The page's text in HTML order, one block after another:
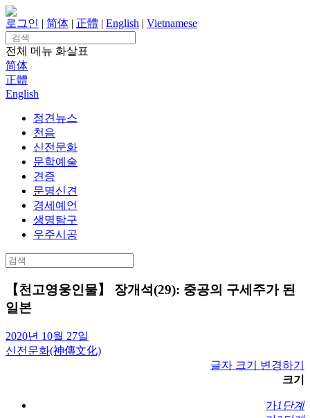
Skip
to
content
로그인 | 简体 | 正體 | English | Vietnamese
Search
for:
전체 메뉴 화살표
简体
正體
English
정견뉴스
천음
신전문화
문학예술
견증
문명신견
경세예언
생명탐구
우주시공
Search
for:
【천고영웅인물】 장개석(29): 중공의 구세주가 된
일본
2020년 10월 27일
신전문화(神傳文化)
글자 크기 변경하기
크기
가1단계